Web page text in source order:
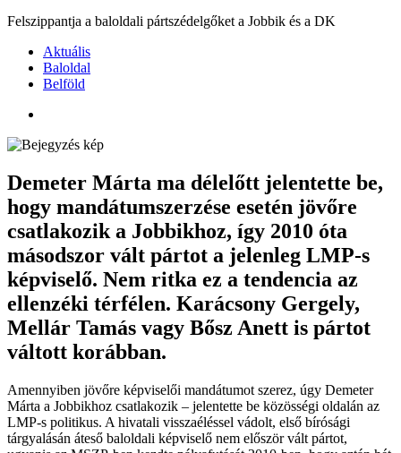
Felszippantja a baloldali pártszédelgőket a Jobbik és a DK
Aktuális
Baloldal
Belföld
Demeter Márta ma délelőtt jelentette be,
hogy mandátumszerzése esetén jövőre
csatlakozik a Jobbikhoz, így 2010 óta
másodszor vált pártot a jelenleg LMP-s
képviselő. Nem ritka ez a tendencia az
ellenzéki térfélen. Karácsony Gergely,
Mellár Tamás vagy Bősz Anett is pártot
váltott korábban.
Amennyiben jövőre képviselői mandátumot szerez, úgy Demeter
Márta a Jobbikhoz csatlakozik – jelentette be közösségi oldalán az
LMP-s politikus. A hivatali visszaéléssel vádolt, első bírósági
tárgyalásán áteső baloldali képviselő nem először vált pártot,